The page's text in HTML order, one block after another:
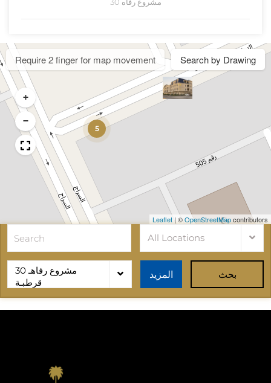
5
+
−
Require 2 finger for map movement Search by Drawing
Leaflet | ©OpenStreetMapcontributors
All Locations
مشروع رفاهـ 30
قرطبـة
المزيد